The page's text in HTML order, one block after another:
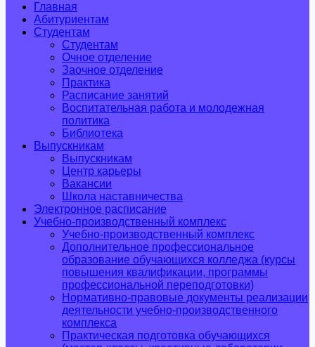
Главная
Абитуриентам
Студентам
Студентам
Очное отделение
Заочное отделение
Практика
Расписание занятий
Воспитательная работа и молодежная
политика
Библиотека
Выпускникам
Выпускникам
Центр карьеры
Вакансии
Школа наставничества
Электронное расписание
Учебно-производственный комплекс
Учебно-производственный комплекс
Дополнительное профессиональное
образование обучающихся колледжа (курсы
повышения квалификации, программы
профессиональной переподготовки)
Нормативно-правовые документы реализации
деятельности учебно-производственного
комплекса
Практическая подготовка обучающихся